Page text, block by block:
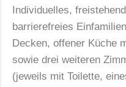
Individuelles,
barrierefreies
Decken, offener Küche
sowie drei weiteren
(jeweils mit Toilette,